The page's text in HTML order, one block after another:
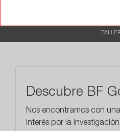
Descubre BF
Nos encontramos con
interés por la